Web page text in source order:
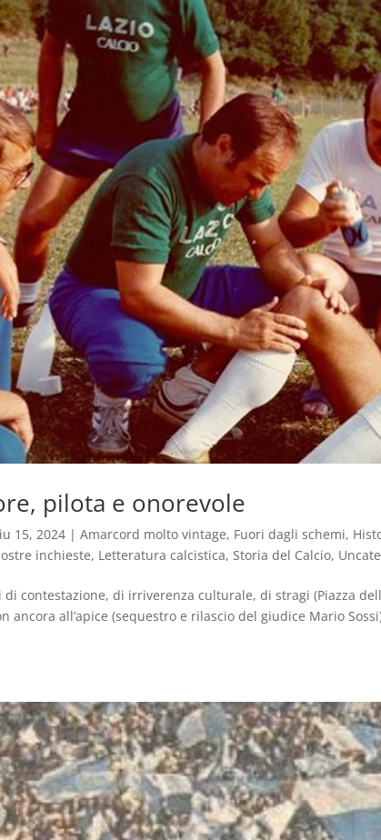
pilota e onorevole
15, 2024 |Amarcord molto vintage, Fuori dagli schemi,
inchieste, Letteratura calcistica,Storia del Calcio,
contestazione, di irriverenza culturale, di stragi (Piazza
ancora all’apice (sequestro e rilascio del giudice Mario